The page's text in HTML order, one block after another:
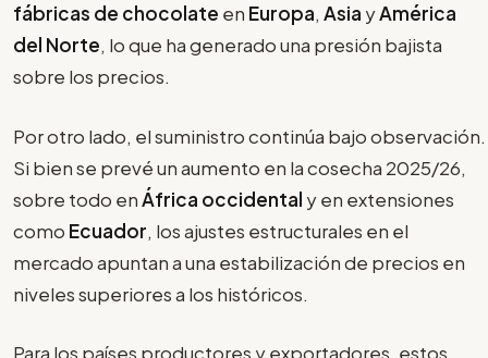
fábricas de chocolate en Europa, Asia yAmérica
del Norte, lo que ha generado una presión bajista
sobre los precios.
Por otro lado, el suministro continúa bajo observación.
Si bien se prevé un aumento en la cosecha 2025/26,
sobre todo enÁfrica occidental y en extensiones
como Ecuador, los ajustes estructurales en el
mercado apuntan a una estabilización de precios en
niveles superiores a los históricos.
Para los países productores y exportadores, estos